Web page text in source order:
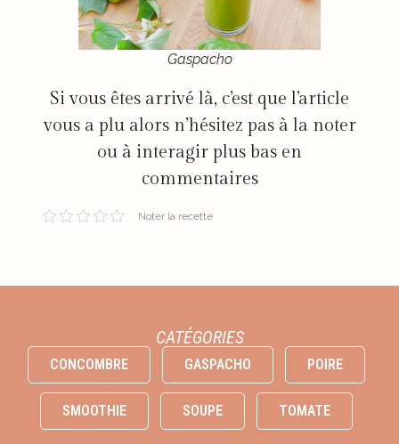
Gaspacho
Si vous êtes arrivé là, c’est que l’article
vous a plu alors n’hésitez pas à la noter
ou à interagir plus bas en
commentaires
Noter la recette
CATÉGORIES
CONCOMBRE GASPACHO POIRE
SMOOTHIE SOUPE TOMATE